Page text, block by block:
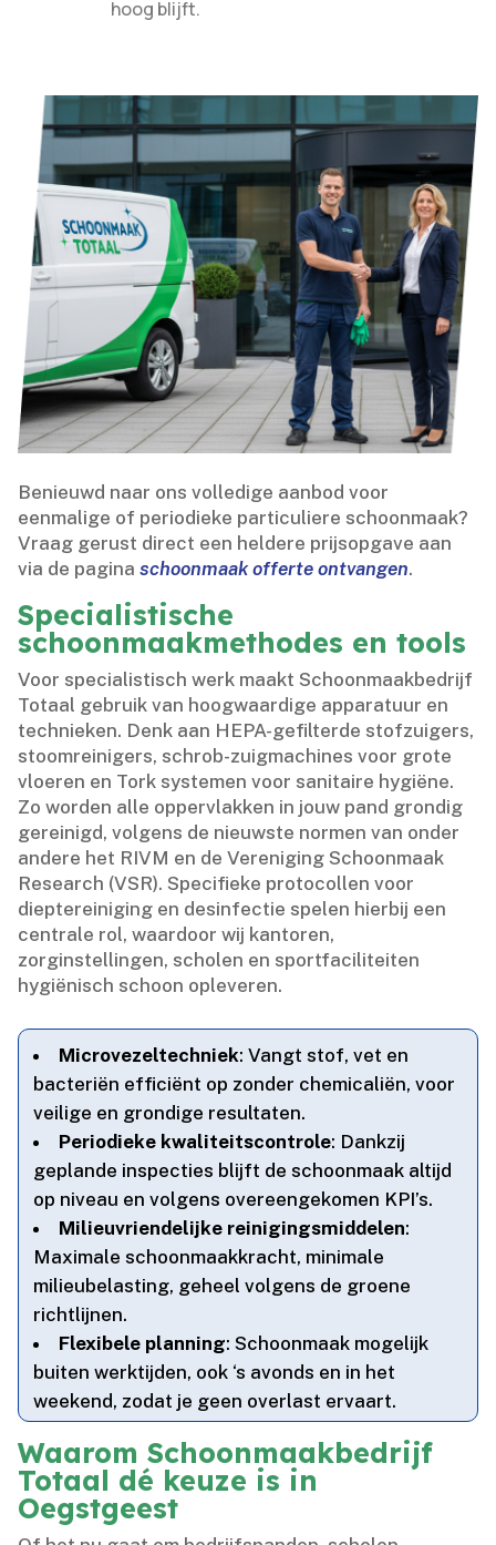
hoog blijft.​
Benieuwd naar ons volledige aanbod voor
eenmalige of periodieke particuliere schoonmaak?
Vraag gerust direct een heldere prijsopgave aan
via de paginaschoonmaak offerte ontvangen.​
Specialistische
schoonmaakmethodes en tools
Voor specialistisch werk maakt Schoonmaakbedrijf
Totaal gebruik van hoogwaardige apparatuur en
technieken.​ Denk aan HEPA-gefilterde stofzuigers,
stoomreinigers, schrob-zuigmachines voor grote
vloeren en Tork systemen voor sanitaire hygiëne.​
Zo worden alle oppervlakken in jouw pand grondig
gereinigd, volgens de nieuwste normen van onder
andere het RIVM en de Vereniging Schoonmaak
Research (VSR).​ Specifieke protocollen voor
dieptereiniging en desinfectie spelen hierbij een
centrale rol, waardoor wij kantoren,
zorginstellingen, scholen en sportfaciliteiten
hygiënisch schoon opleveren.​
Microvezeltechniek: Vangt stof, vet en
bacteriën efficiënt op zonder chemicaliën, voor
veilige en grondige resultaten.​
Periodieke kwaliteitscontrole: Dankzij
geplande inspecties blijft de schoonmaak altijd
op niveau en volgens overeengekomen KPI’s.​
Milieuvriendelijke reinigingsmiddelen:
Maximale schoonmaakkracht, minimale
milieubelasting, geheel volgens de groene
richtlijnen.​
Flexibele planning: Schoonmaak mogelijk
buiten werktijden, ook ‘s avonds en in het
weekend, zodat je geen overlast ervaart.​
Waarom Schoonmaakbedrijf
Totaal dé keuze is in
Oegstgeest